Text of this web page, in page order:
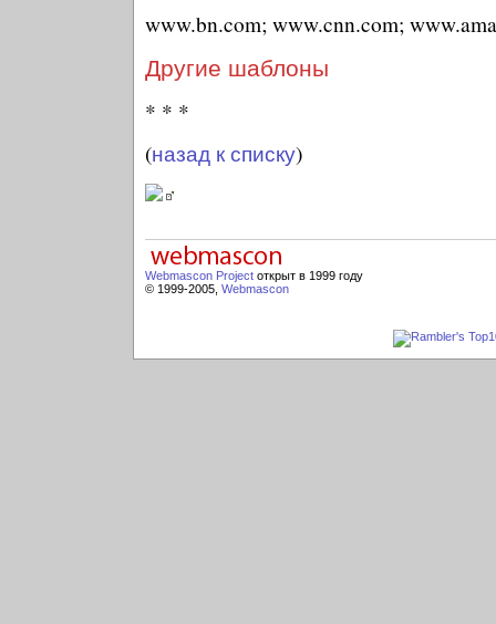
www.bn.com; www.cnn.com;
Другие шаблоны
* * *
(назад к списку)
Webmascon Project открыт в 1999 году
© 1999-2005, Webmascon